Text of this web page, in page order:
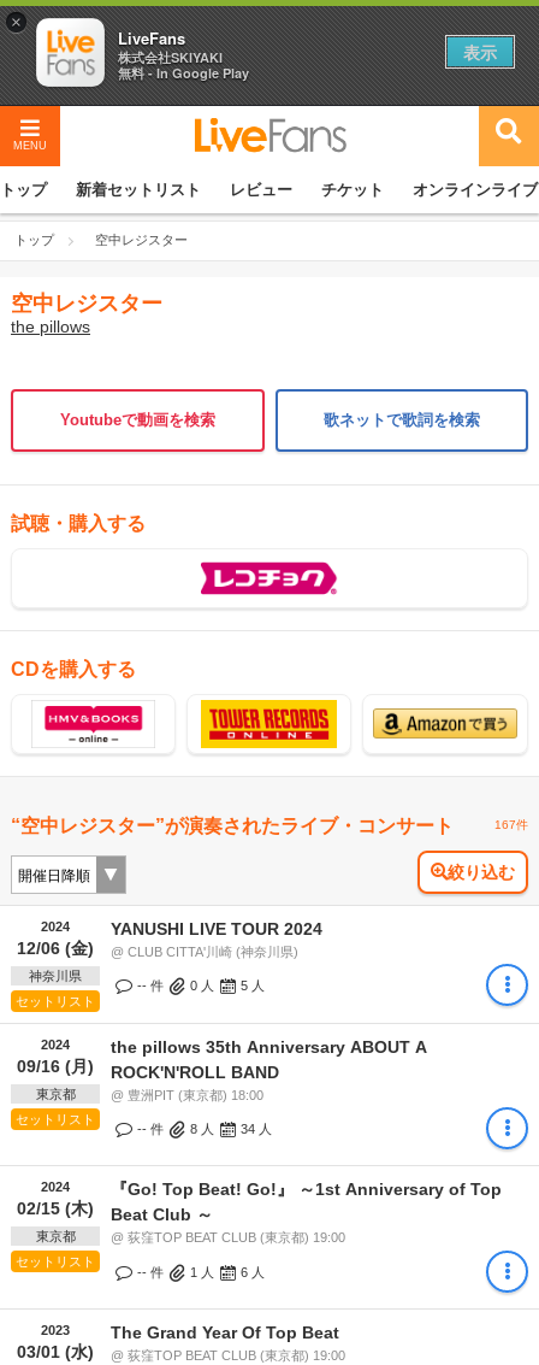
MENU
トップ 新着セットリスト レビュー チケット オンラインライブ
トップ 空中レジスター
空中レジスター
the pillows
Youtubeで動画を検索 歌ネットで歌詞を検索
試聴・購入する
CDを購入する
“空中レジスター”が演奏されたライブ・コンサート 167件
絞り込む
2024
12/06 (金)
神奈川県
セットリスト
YANUSHI LIVE TOUR 2024
@ CLUB CITTA'川崎 (神奈川県)
-- 件 0 人 5 人
2024
09/16 (月)
東京都
セットリスト
the pillows 35th Anniversary ABOUT A
ROCK'N'ROLL BAND
@ 豊洲PIT (東京都) 18:00
-- 件 8 人 34 人
2024
02/15 (木)
東京都
セットリスト
『Go! Top Beat! Go!』 ～1st Anniversary of Top
Beat Club ～
@ 荻窪TOP BEAT CLUB (東京都) 19:00
-- 件 1 人 6 人
2023
03/01 (水)
The Grand Year Of Top Beat
@ 荻窪TOP BEAT CLUB (東京都) 19:00
×
LiveFans
株式会社SKIYAKI
無料 - In Google Play
表示